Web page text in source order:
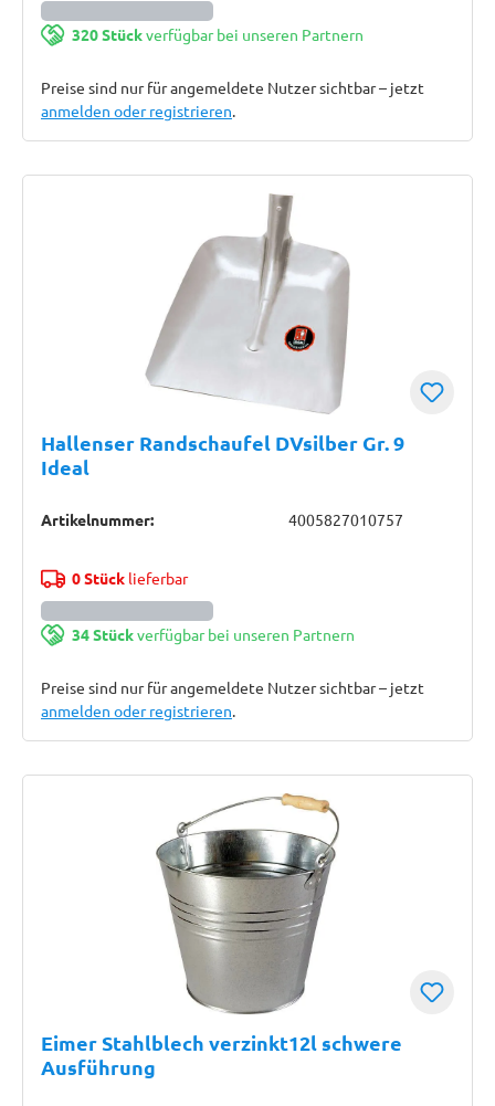
320 Stückverfügbar bei unseren Partnern
Preise sind nur für angemeldete Nutzer sichtbar – jetzt
anmelden oder registrieren.
Hallenser Randschaufel DVsilber Gr. 9
Ideal
Artikelnummer: 4005827010757
0 Stücklieferbar
34 Stückverfügbar bei unseren Partnern
Preise sind nur für angemeldete Nutzer sichtbar – jetzt
anmelden oder registrieren.
Eimer Stahlblech verzinkt12l schwere
Ausführung